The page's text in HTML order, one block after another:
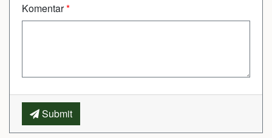
Komentar*
Submit